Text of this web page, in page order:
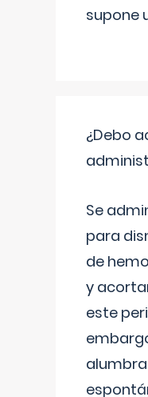
supone
¿Debo
Se
para
de
y
este